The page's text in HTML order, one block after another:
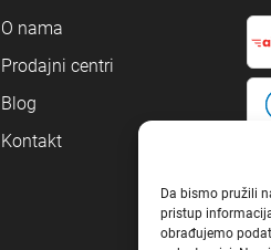
Da bismo pružili
pristup
obrađujemo
O nama
Prodajni centri
Blog
Kontakt